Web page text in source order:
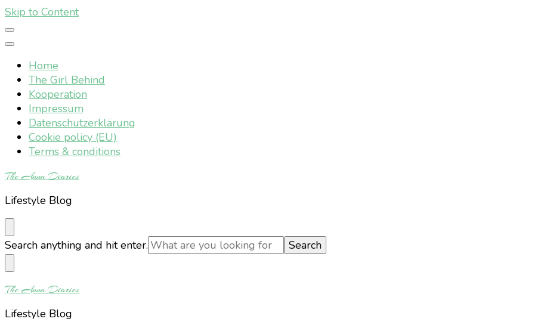
Skip to Content
Home
The Girl Behind
Kooperation
Impressum
Datenschutzerklärung
Cookie policy (EU)
Terms & conditions
The Anna Diaries
Lifestyle Blog
Looking
for
Something?
Search anything and hit enter.
The Anna Diaries
Lifestyle Blog